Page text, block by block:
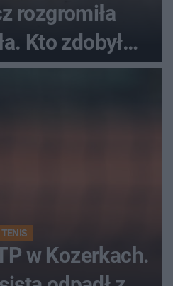
rozgromiła
Kto zdobył
punktów?
TENIS
w Kozerkach.